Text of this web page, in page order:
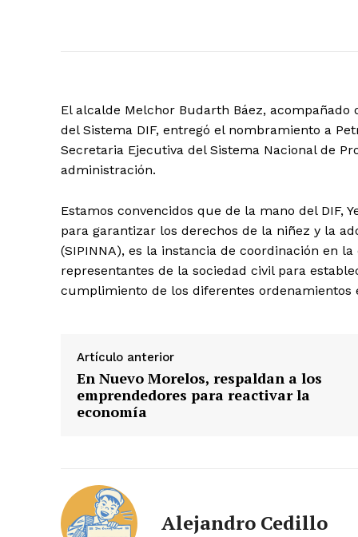
El alcalde Melchor Budarth Báez,
del Sistema DIF, entregó el nombramiento a
Secretaria Ejecutiva del Sistema Nacional de
administración.
Estamos convencidos que de la mano del DIF,
para garantizar los derechos de la niñez y la
(SIPINNA), es la instancia de coordinación en
representantes de la sociedad civil para
cumplimiento de los diferentes ordenamientos
Artículo anterior
En Nuevo Morelos, respaldan a los
emprendedores para reactivar la
economía
Alejandro Cedillo